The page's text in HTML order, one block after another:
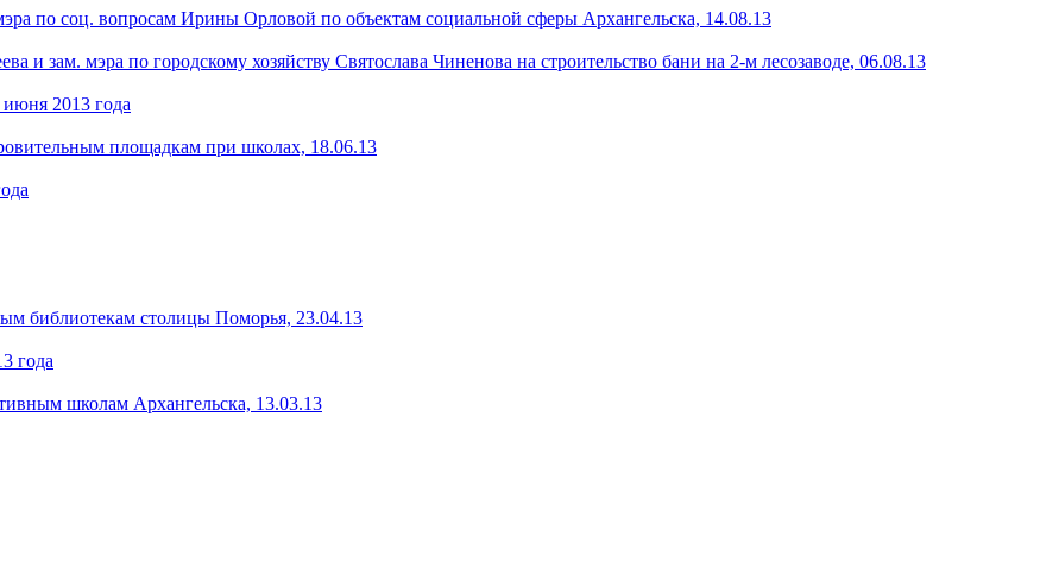
по соц. вопросам Ирины Орловой по объектам социальной сферы Архангельска, 14.08.13
и зам. мэра по городскому хозяйству Святослава Чиненова на строительство бани на 2-м лесозаводе, 06.08.13
2013 года
площадкам при школах, 18.06.13
библиотекам столицы Поморья, 23.04.13
года
школам Архангельска, 13.03.13